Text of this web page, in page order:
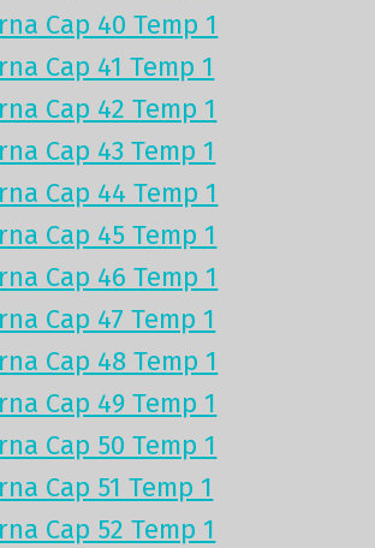
Cap 40 Temp 1
Cap 41 Temp 1
Cap 42 Temp 1
Cap 43 Temp 1
Cap 44 Temp 1
Cap 45 Temp 1
Cap 46 Temp 1
Cap 47 Temp 1
Cap 48 Temp 1
Cap 49 Temp 1
Cap 50 Temp 1
Cap 51 Temp 1
Cap 52 Temp 1